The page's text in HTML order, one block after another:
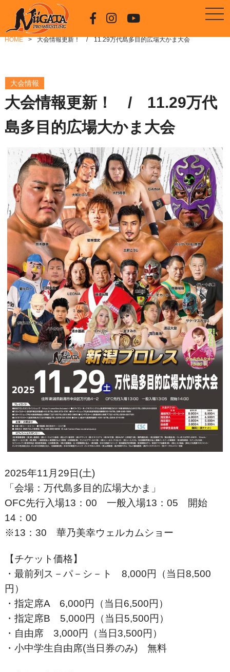
HOME 大会情報更新！ / 11.29万代島多目的広場大かま大会
大会情報
大会情報更新！ / 11.29万代
島多目的広場大かま大会
2025年11月29日(土)
「会場：万代島多目的広場大かま」
OFC先行入場13：00 一般入場13：05 開始
14：00
※13：30 華乃美幸ウェルカムショー
【チケット価格】
・最前列ス－パ－シ－ト 8,000円（当日8,500
円）
・指定席A 6,000円（当日6,500円）
・指定席B 5,000円（当日5,500円）
・自由席 3,000円（当日3,500円）
・小中学生自由席(当日券のみ) 無料